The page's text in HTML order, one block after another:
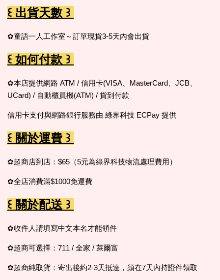
꒰ 出貨天數 ꒱
✿童語一人工作室～訂單現貨3-5天內會出貨
꒰ 如何付款 ꒱
✿本店提供網路 ATM / 信用卡(VISA、MasterCard、JCB、
UCard) / 自動櫃員機(ATM) / 貨到付款
信用卡支付與網路銀行服務由 綠界科技 ECPay 提供
꒰ 關於運費 ꒱
✿超商店到店：$65（5元為綠界科技物流處理費用）
✿全店消費滿$1000免運費
꒰ 關於配送 ꒱
✿收件人請填寫中文本名才能領件
✿超商可選擇：711 / 全家 / 萊爾富
✿超商純取貨：寄出後約2-3天抵達，須在7天內持證件領取